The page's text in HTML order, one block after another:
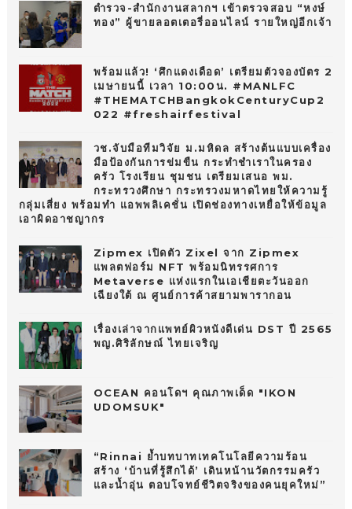
ตำรวจ-สำนักงานสลากฯ เข้าตรวจสอบ “หงษ์
ทอง” ผู้ขายลอตเตอรี่ออนไลน์ รายใหญ่อีกเจ้า
พร้อมแล้ว! ‘ศึกแดงเดือด’ เตรียมตัวจองบัตร 2
เมษายนนี้ เวลา 10:00น. #MANLFC
#THEMATCHBangkokCenturyCup2
022 #freshairfestival
วช.จับมือทีมวิจัย ม.มหิดล สร้างต้นแบบเครื่อง
มือป้องกันการข่มขืน กระทำชำเราในครอง
ครัว โรงเรียน ชุมชน เตรียมเสนอ พม.
กระทรวงศึกษา กระทรวงมหาดไทยให้ความรู้
กลุ่มเสี่ยง พร้อมทำ แอพพลิเคชั่น เปิดช่องทางเหยื่อให้ข้อมูล
เอาผิดอาชญากร
Zipmex เปิดตัว Zixel จาก Zipmex
แพลตฟอร์ม NFT พร้อมนิทรรศการ
Metaverse แห่งแรกในเอเชียตะวันออก
เฉียงใต้ ณ ศูนย์การค้าสยามพารากอน
เรื่องเล่าจากแพทย์ผิวหนังดีเด่น DST ปี 2565
พญ.ศิริลักษณ์ ไทยเจริญ
OCEAN คอนโดฯ คุณภาพเด็ด "IKON
UDOMSUK"
“Rinnai ย้ำบทบาทเทคโนโลยีความร้อน
สร้าง ‘บ้านที่รู้สึกได้’ เดินหน้านวัตกรรมครัว
และน้ำอุ่น ตอบโจทย์ชีวิตจริงของคนยุคใหม่”